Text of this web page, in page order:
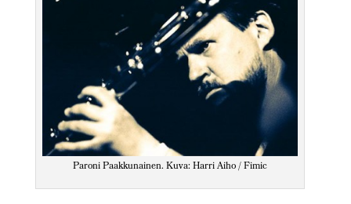
Paroni Paakkunainen. Kuva: Harri Aiho / Fimic